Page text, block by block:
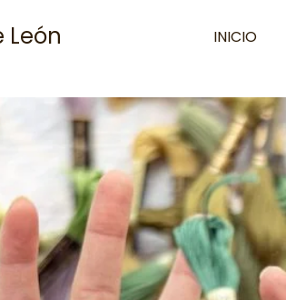
León INICIO